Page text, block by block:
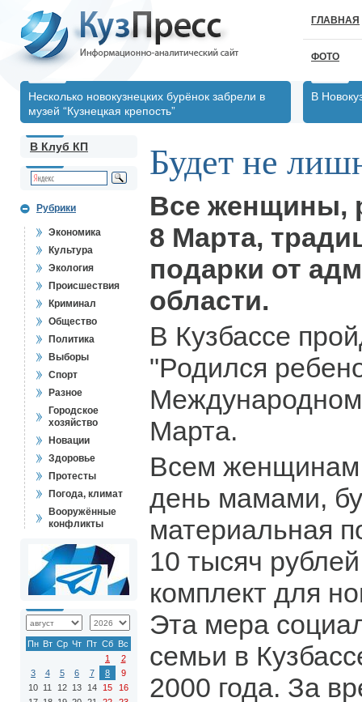
ГЛАВНАЯ
ФОТО
Несколько новокузнецких бурёнок забрели в
музей “Кузнецкая крепость”
В
В Клуб КП
Рубрики
Экономика
Культура
Экология
Происшествия
Криминал
Общество
Политика
Выборы
Спорт
Разное
Городское
хозяйство
Новации
Здоровье
Протесты
Погода, климат
Вооружённые
конфликты
Пн Вт Ср Чт Пт Сб Вс
1
2
3
4 5 6 7 8
9
10 11 12 13 14 15
16
Будет не
Все женщины,
8 Марта,
подарки от
области.
В Кузбассе
"Родился
Марта.
Всем
день мамами,
материальная
10 тысяч
комплект для
Эта мера
семьи в
2000 года. За